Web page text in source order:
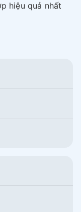
hiệu quả nhất